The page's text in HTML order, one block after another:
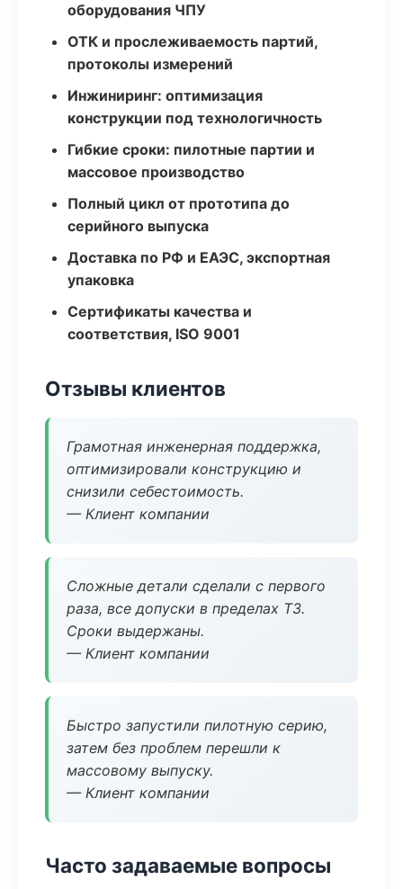
оборудования ЧПУ
ОТК и прослеживаемость партий,
протоколы измерений
Инжиниринг: оптимизация
конструкции под технологичность
Гибкие сроки: пилотные партии и
массовое производство
Полный цикл от прототипа до
серийного выпуска
Доставка по РФ и ЕАЭС, экспортная
упаковка
Сертификаты качества и
соответствия, ISO 9001
Отзывы клиентов
Грамотная инженерная поддержка,
оптимизировали конструкцию и
снизили себестоимость.
— Клиент компании
Сложные детали сделали с первого
раза, все допуски в пределах ТЗ.
Сроки выдержаны.
— Клиент компании
Быстро запустили пилотную серию,
затем без проблем перешли к
массовому выпуску.
— Клиент компании
Часто задаваемые вопросы